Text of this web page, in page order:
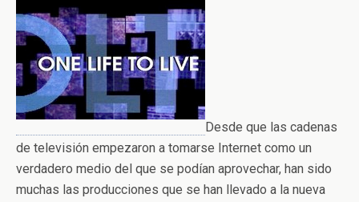
Desde que las cadenas
de televisión empezaron a tomarse Internet como un
verdadero medio del que se podían aprovechar, han sido
muchas las producciones que se han llevado a la nueva